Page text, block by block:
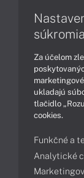
Ako
Podpora a
súkromia
Za účelom
ukladajú
tlačidlo
cookies.
Funkčné a
Analytické